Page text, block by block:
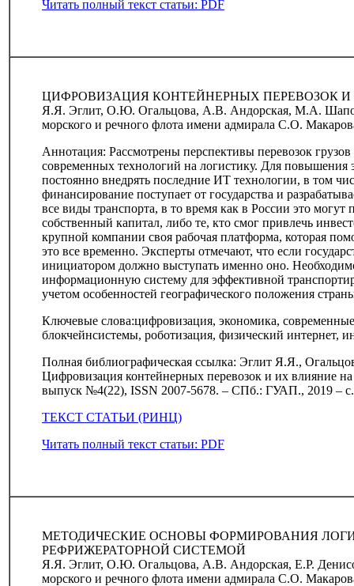
Читать полный текст статьи: PDF
ЦИФРОВИЗАЦИЯ КОНТЕЙНЕРНЫХ ПЕРЕВОЗОК
Я.Я. Эглит, О.Ю. Огальцова, А.В. Андорская, М.А.
морского и речного флота имени адмирала С.О.
Аннотация: Рассмотрены перспективы перевозок
современных технологий на логистику. Для повышения
постоянно внедрять последние ИТ технологии, в том
финансирование поступает от государства и
все виды транспорта, в то время как в России это могут
собственный капитал, либо те, кто смог привлечь
крупной компании своя рабочая платформа, которая
это все временно. Эксперты отмечают, что если
инициатором должно выступать именно оно.
информационную систему для эффективной
учетом особенностей географического положения
Ключевые слова:цифровизация, экономика,
блокчейнсистемы, роботизация, физический интернет,
Полная библиографическая ссылка: Эглит Я.Я.,
Цифровизация контейнерных перевозок и их влияние
выпуск №4(22), ISSN 2007-5678. – СПб.: ГУАП., 2019 –
ТЕКСТ СТАТЬИ (РИНЦ)
Читать полный текст статьи: PDF
МЕТОДИЧЕСКИЕ ОСНОВЫ ФОРМИРОВАНИЯ
РЕФРИЖЕРАТОРНОЙ СИСТЕМОЙ
Я.Я. Эглит, О.Ю. Огальцова, А.В. Андорская, Е.Р.
морского и речного флота имени адмирала С.О.